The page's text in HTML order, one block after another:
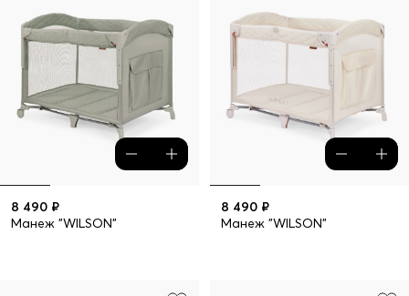
8 490 ₽
Манеж "WILSON"
8 490 ₽
Манеж "WILSON"